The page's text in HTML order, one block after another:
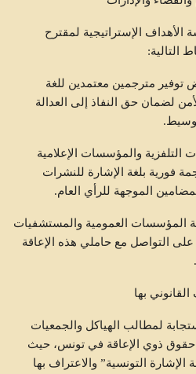
الإستراتيجية لمقترح
التالية:
توفير مترجمين معتمدين للغة
لضمان حق النفاذ إلى العدالة
وسيط.
التلفزية والمؤسسات الإعلامية
فورية بلغة الإشارة للنشرات
الموجهة للرأي العام.
المؤسسات العمومية والمستشفيات
التواصل مع حاملي هذه الإعاقة
بها
لمطالب الهياكل والجمعيات
ذوي الإعاقة في تونس، حيث
التونسية” والاعتراف بها